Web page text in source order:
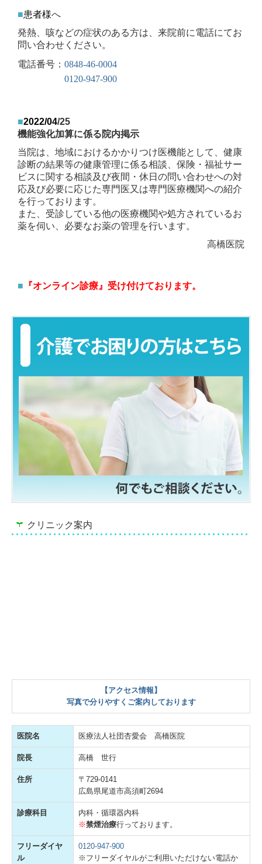
クリニック案内
【アクセス情報】
写真で分りやすくご案内しております
医院名 医療法人社団杏愛会 高橋医院
院長 高橋 世行
住所
〒729-0141
広島県尾道市高須町2694
診療科目
内科・循環器内科
※禁煙治療行っております。
フリーダイヤ
ル
0120-947-900
※フリーダイヤルがご利用いただけない電話か
■患者様へ
発熱、咳などの症状のある方は、 来院前に電話にてお
問い合わせください。
電話番号： 0848-46-0004
0120-947-900
■2022/04/25
機能強化加算に係る院内掲示
当院は、地域におけるかかりつけ医機能として、健康
診断の結果等の健康管理に係る相談、保険・福祉サー
ビスに関する相談及び夜間・休日の問い合わせへの対
応及び必要に応じた専門医又は専門医療機関への紹介
を行っております。
また、受診している他の医療機関や処方されているお
薬を伺い、必要なお薬の管理を行います。
高橋医院
■ 『オンライン診療』受け付けております。